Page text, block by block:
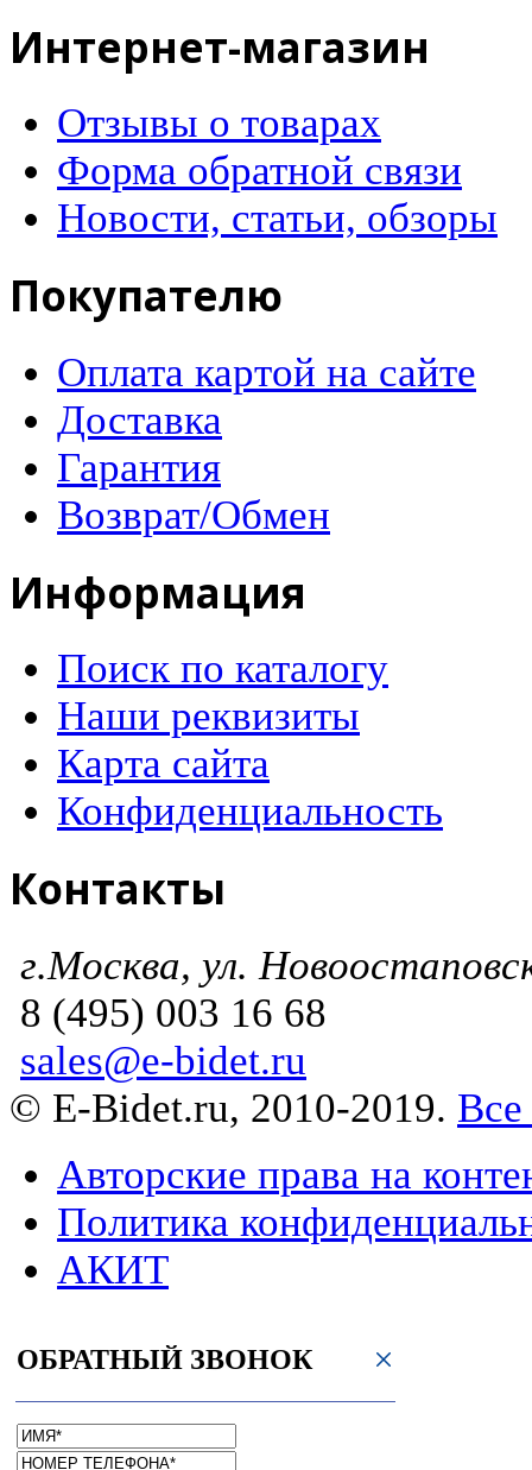
Интернет-магазин
Отзывы о товарах
Форма обратной связи
Новости, статьи, обзоры
Покупателю
Оплата картой на сайте
Доставка
Гарантия
Возврат/Обмен
Информация
Поиск по каталогу
Наши реквизиты
Карта сайта
Конфиденциальность
Контакты
г.Москва, ул.
8 (495) 003 16 68
sales@e-bidet.ru
© E-Bidet.ru, 2010-2019.
Авторские права на
Политика
АКИТ
ОБРАТНЫЙ ЗВОНОК